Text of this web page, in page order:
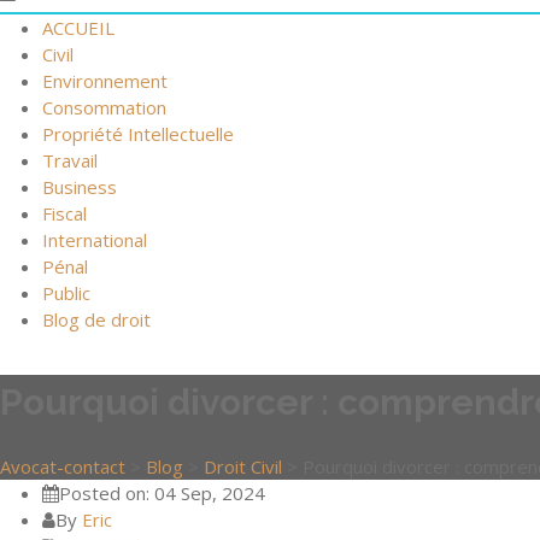
ACCUEIL
Civil
Environnement
Consommation
Propriété Intellectuelle
Travail
Business
Fiscal
International
Pénal
Public
Blog de droit
Avocat-contact Blog Droit Civil
Posted on: 04 Sep, 2024
By Eric